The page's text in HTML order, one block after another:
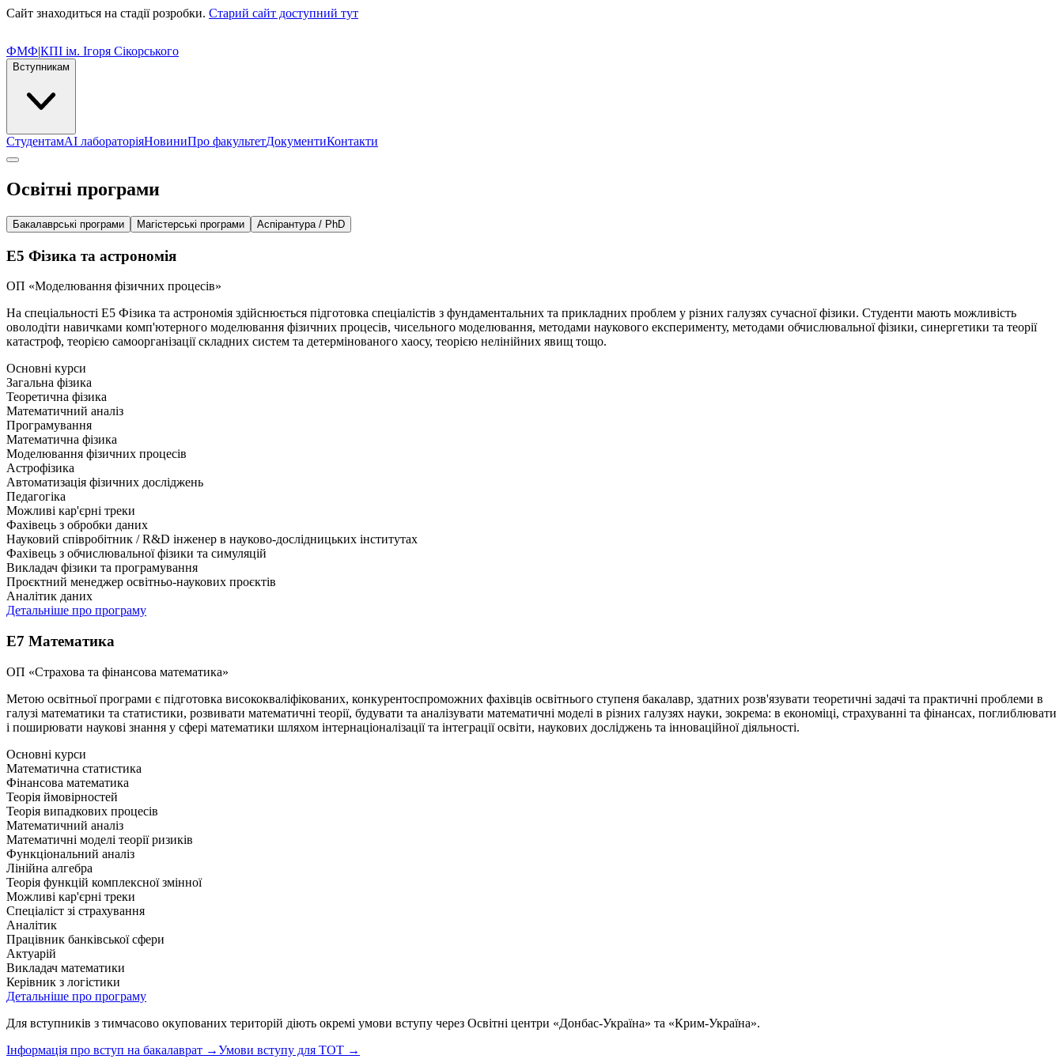
Сайт знаходиться на стадії розробки. Старий сайт доступний тут
ФМФ|КПІ ім. Ігоря Сікорського
Вступникам
СтудентамAI лабораторіяНовиниПро факультетДокументиКонтакти
Освітні програми
Бакалаврські програми Магістерські програми Аспірантура / PhD
Е5 Фізика та астрономія
ОП «Моделювання фізичних процесів»
На спеціальності E5 Фізика та астрономія здійснюється підготовка спеціалістів з фундаментальних та прикладних проблем у різних галузях сучасної фізики. Студенти мають можливість
оволодіти навичками комп'ютерного моделювання фізичних процесів, чисельного моделювання, методами наукового експерименту, методами обчислювальної фізики, синергетики та теорії
катастроф, теорією самоорганізації складних систем та детермінованого хаосу, теорією нелінійних явищ тощо.
Основні курси
Загальна фізика
Теоретична фізика
Математичний аналіз
Програмування
Математична фізика
Моделювання фізичних процесів
Астрофізика
Автоматизація фізичних досліджень
Педагогіка
Можливі кар'єрні треки
Фахівець з обробки даних
Науковий співробітник / R&D інженер в науково-дослідницьких інститутах
Фахівець з обчислювальної фізики та симуляцій
Викладач фізики та програмування
Проєктний менеджер освітньо-наукових проєктів
Аналітик даних
Детальніше про програму
Е7 Математика
ОП «Страхова та фінансова математика»
Метою освітньої програми є підготовка висококваліфікованих, конкурентоспроможних фахівців освітнього ступеня бакалавр, здатних розв'язувати теоретичні задачі та практичні проблеми в
галузі математики та статистики, розвивати математичні теорії, будувати та аналізувати математичні моделі в різних галузях науки, зокрема: в економіці, страхуванні та фінансах, поглиблювати
і поширювати наукові знання у сфері математики шляхом інтернаціоналізації та інтеграції освіти, наукових досліджень та інноваційної діяльності.
Основні курси
Математична статистика
Фінансова математика
Теорія ймовірностей
Теорія випадкових процесів
Математичний аналіз
Математичні моделі теорії ризиків
Функціональний аналіз
Лінійна алгебра
Теорія функцій комплексної змінної
Можливі кар'єрні треки
Спеціаліст зі страхування
Аналітик
Працівник банківської сфери
Актуарій
Викладач математики
Керівник з логістики
Детальніше про програму
Для вступників з тимчасово окупованих територій діють окремі умови вступу через Освітні центри «Донбас-Україна» та «Крим-Україна».
Інформація про вступ на бакалаврат →Умови вступу для ТОТ →